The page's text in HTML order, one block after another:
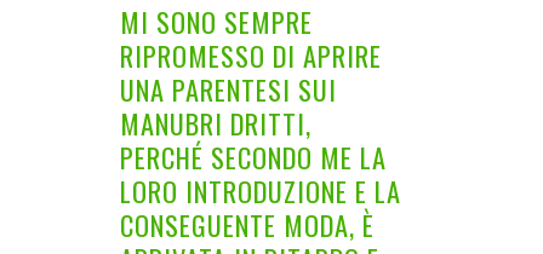
MI SONO SEMPRE
RIPROMESSO DI APRIRE
UNA PARENTESI SUI
MANUBRI DRITTI,
PERCHÉ SECONDO ME LA
LORO INTRODUZIONE E LA
CONSEGUENTE MODA, È